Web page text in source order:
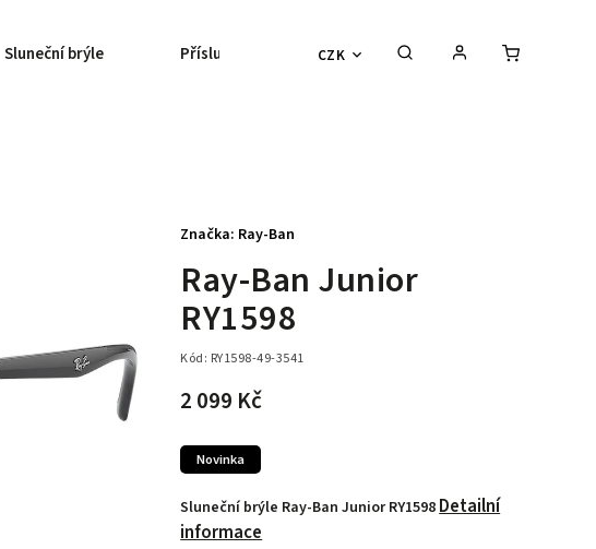
CZK
Sluneční brýle Příslušenství Kontaktní čočky
Ray-Ban Junior
RY1598
Kód: RY1598-49-3541
2 099 Kč
Sluneční brýle Ray-Ban Junior RY1598Detailní
informace
Novinka
Značka: Ray-Ban